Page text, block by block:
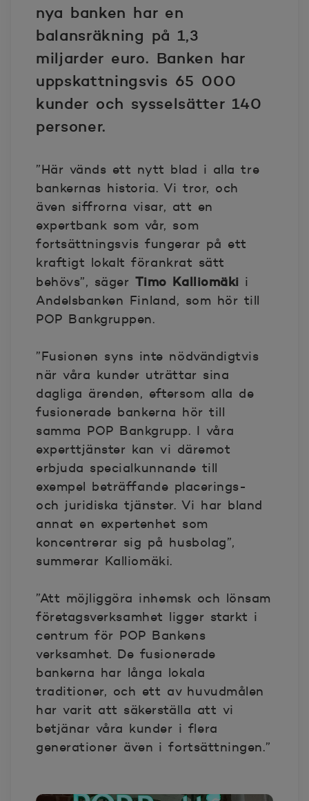
nya banken har en
balansräkning på 1,3
miljarder euro. Banken har
uppskattningsvis 65 000
kunder och sysselsätter 140
personer.
”Här vänds ett nytt blad i alla tre
bankernas historia. Vi tror, och
även siffrorna visar, att en
expertbank som vår, som
fortsättningsvis fungerar på ett
kraftigt lokalt förankrat sätt
behövs”, säger Timo Kalliomäki i
Andelsbanken Finland, som hör till
POP Bankgruppen.
”Fusionen syns inte nödvändigtvis
när våra kunder uträttar sina
dagliga ärenden, eftersom alla de
fusionerade bankerna hör till
samma POP Bankgrupp. I våra
experttjänster kan vi däremot
erbjuda specialkunnande till
exempel beträffande placerings-
och juridiska tjänster. Vi har bland
annat en expertenhet som
koncentrerar sig på husbolag”,
summerar Kalliomäki.
”Att möjliggöra inhemsk och lönsam
företagsverksamhet ligger starkt i
centrum för POP Bankens
verksamhet. De fusionerade
bankerna har långa lokala
traditioner, och ett av huvudmålen
har varit att säkerställa att vi
betjänar våra kunder i flera
generationer även i fortsättningen.”